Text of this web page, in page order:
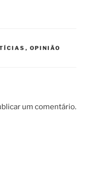
, OPINIÃO
um comentário.